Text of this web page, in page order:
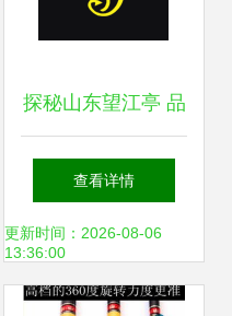
探秘山东望江亭 品
质渔具的专业之选
查看详情
更新时间：2026-08-06
13:36:00